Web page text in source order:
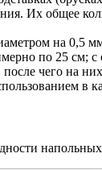
Их общее
на 0,5
по 25 см;
после чего на
в